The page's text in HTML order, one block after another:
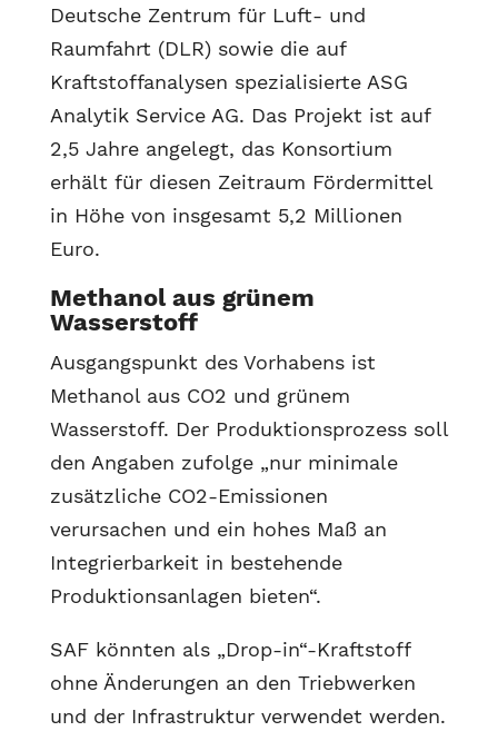
Deutsche Zentrum für Luft- und
Raumfahrt (DLR) sowie die auf
Kraftstoffanalysen spezialisierte ASG
Analytik Service AG. Das Projekt ist auf
2,5 Jahre angelegt, das Konsortium
erhält für diesen Zeitraum Fördermittel
in Höhe von insgesamt 5,2 Millionen
Euro.
Methanol aus grünem
Wasserstoff
Ausgangspunkt des Vorhabens ist
Methanol aus CO2 und grünem
Wasserstoff. Der Produktionsprozess soll
den Angaben zufolge „nur minimale
zusätzliche CO2-Emissionen
verursachen und ein hohes Maß an
Integrierbarkeit in bestehende
Produktionsanlagen bieten“.
SAF könnten als „Drop-in“-Kraftstoff
ohne Änderungen an den Triebwerken
und der Infrastruktur verwendet werden.